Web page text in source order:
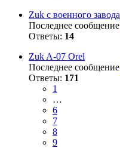
Zuk с военного завода
Последнее сообщение
Ответы: 14
Zuk A-07 Orel
Последнее сообщение
Ответы: 171
1
…
6
7
8
9